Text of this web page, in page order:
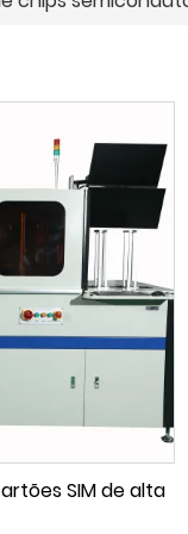
SIM de alta